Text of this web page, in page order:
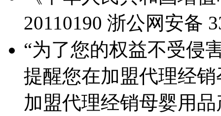
20110190 浙公网安备
“为了您的权益不受侵
提醒您在加盟代理经
加盟代理经销母婴用